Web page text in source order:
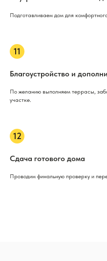
Подготавливаем дом для
Благоустройство и
По желанию выполняем террасы,
участке.
Сдача готового дома
Проводим финальную проверку и